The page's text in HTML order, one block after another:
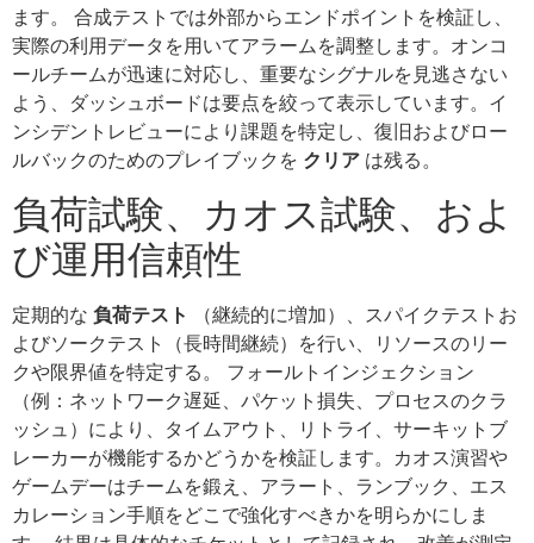
ます。 合成テストでは外部からエンドポイントを検証し、
実際の利用データを用いてアラームを調整します。オンコ
ールチームが迅速に対応し、重要なシグナルを見逃さない
よう、ダッシュボードは要点を絞って表示しています。イ
ンシデントレビューにより課題を特定し、復旧およびロー
ルバックのためのプレイブックを クリア は残る。
負荷試験、カオス試験、およ
び運用信頼性
定期的な 負荷テスト
（継続的に増加）、スパイクテストお
よびソークテスト（長時間継続）を行い、リソースのリー
クや限界値を特定する。 フォールトインジェクション
（例：ネットワーク遅延、パケット損失、プロセスのクラ
ッシュ）により、タイムアウト、リトライ、サーキットブ
レーカーが機能するかどうかを検証します。カオス演習や
ゲームデーはチームを鍛え、アラート、ランブック、エス
カレーション手順をどこで強化すべきかを明らかにしま